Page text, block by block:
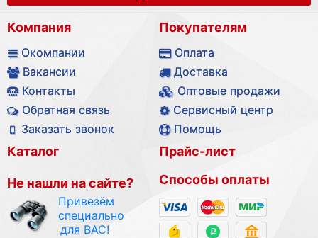
Компания
Окомпании
Вакансии
Контакты
Обратная связь
Заказать звонок
Покупателям
Оплата
Доставка
Оптовые продажи
Сервисный центр
Помощь
Каталог
Не нашли на сайте?
Привезём
специально
для ВАС!
Прайс-лист
Способы оплаты